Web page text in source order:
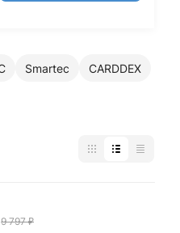
Smartec
CARDDEX
9 797 ₽